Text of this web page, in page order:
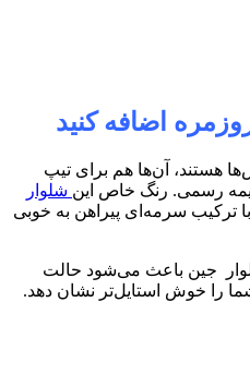
اضافه کنید
هستند، آن‌ها هم برای تیپ
رسمی. رنگ خاص این شلوار
با ترکیب سرمه‌ای پیراهن به خوبی
جین باعث می‌شود حالت
را خوش استایل‌تر نشان دهد.